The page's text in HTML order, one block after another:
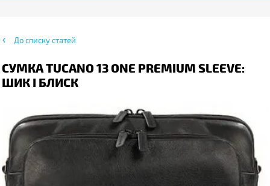
До списку статей
СУМКА TUCANO 13 ONE PREMIUM SLEEVE:
ШИК І БЛИСК